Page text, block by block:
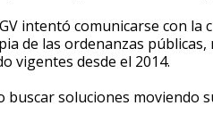
intentó comunicarse con
de las ordenanzas
vigentes desde el 2014.
buscar soluciones moviendo